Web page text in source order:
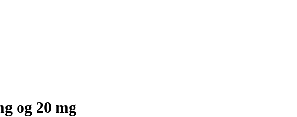
og 20 mg